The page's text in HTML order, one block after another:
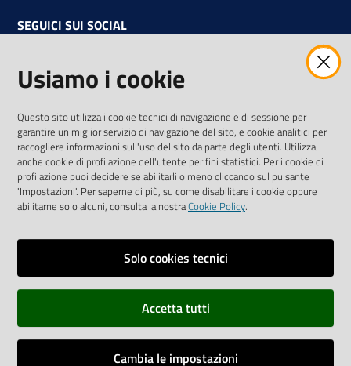
SEGUICI SUI SOCIAL
Ricevi tutti gli aggiornamenti su eventi, nuove opportunità e
adempimenti normativi
Privacy policy
Usiamo i cookie
Questo sito utilizza i cookie tecnici di navigazione e di sessione per
garantire un miglior servizio di navigazione del sito, e cookie analitici per
raccogliere informazioni sull'uso del sito da parte degli utenti. Utilizza
anche cookie di profilazione dell'utente per fini statistici. Per i cookie di
profilazione puoi decidere se abilitarli o meno cliccando sul pulsante
'Impostazioni'. Per saperne di più, su come disabilitare i cookie oppure
abilitarne solo alcuni, consulta la nostraCookie Policy.
Solo cookies tecnici
Accetta tutti
Cambia le impostazioni